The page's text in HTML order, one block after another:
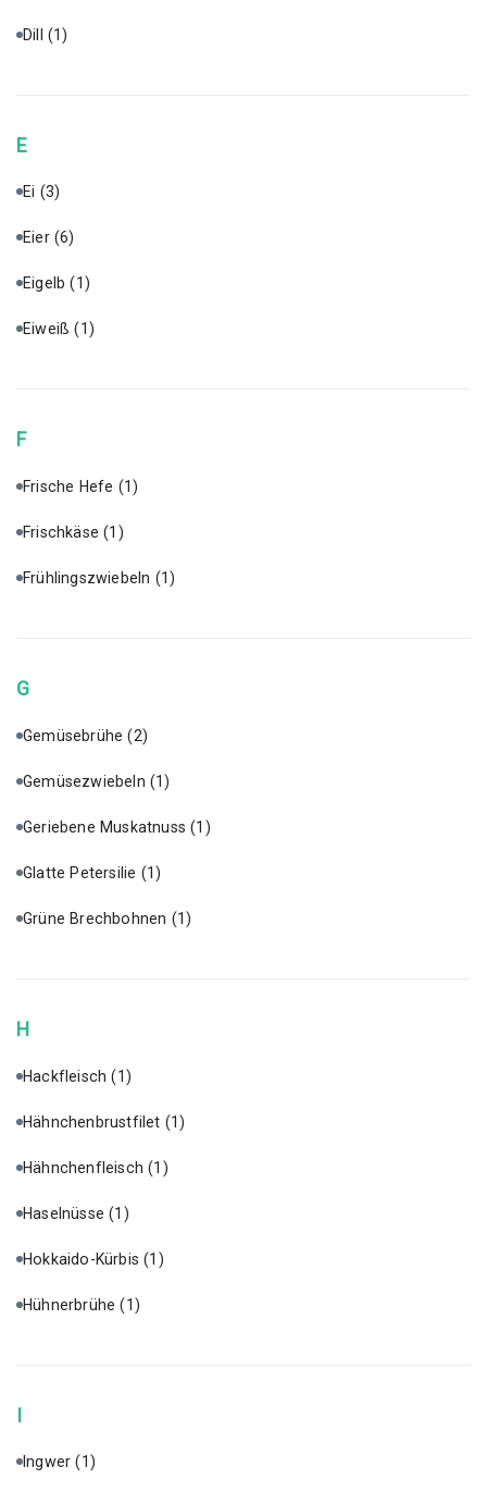
Dill (1)
E
Ei (3)
Eier (6)
Eigelb(1)
Eiweiß(1)
F
Frische Hefe (1)
Frischkäse(1)
Frühlingszwiebeln (1)
G
Gemüsebrühe(2)
Gemüsezwiebeln (1)
Geriebene Muskatnuss(1)
Glatte Petersilie (1)
Grüne Brechbohnen (1)
H
Hackfleisch(1)
Hähnchenbrustfilet (1)
Hähnchenfleisch(1)
Haselnüsse(1)
Hokkaido-Kürbis(1)
Hühnerbrühe(1)
I
Ingwer(1)